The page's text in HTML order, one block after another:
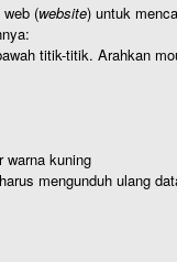
(website) untuk
titik-titik. Arahkan
warna kuning
mengunduh ulang